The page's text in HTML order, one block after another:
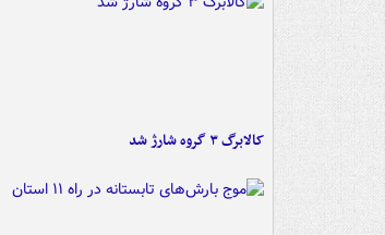
کالابرگ ۳ گروه شارژ شد